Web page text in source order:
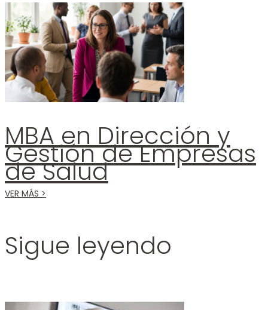
MBA en Dirección y
Gestión de Empresas
de Salud
VER MÁS >
Sigue leyendo